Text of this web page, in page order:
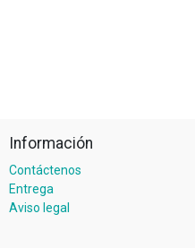
Información
Contáctenos
Entrega
Aviso legal